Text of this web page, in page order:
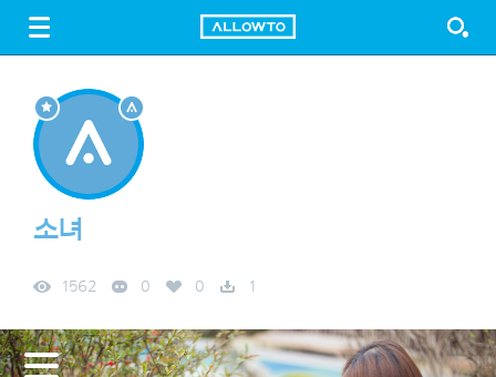
FREE DOWNLOAD
소녀
1562 0 0 1